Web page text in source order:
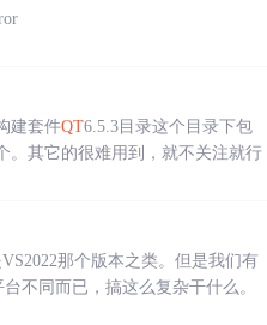
建套件QT6.5.3目录这个目录下包
。其它的很难用到，就不关注就行
那个版本之类。但是我们有
不同而已，搞这么复杂干什么。